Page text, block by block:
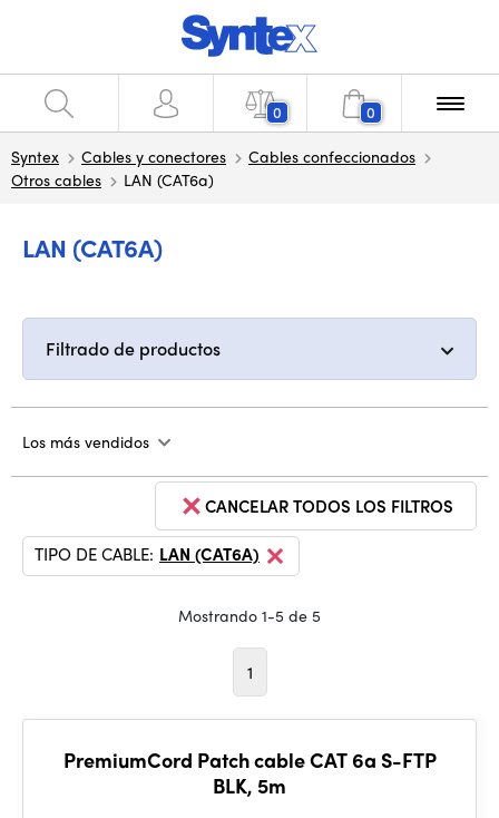
0 0
Syntex Cables y conectores
Cables confeccionados
Otros cables
LAN (CAT6a)
LAN (CAT6A)
Filtrado de productos
Los más vendidos
CANCELAR TODOS LOS FILTROS
TIPO DE CABLE: LAN (CAT6A)
Mostrando 1-5 de 5
1
PremiumCord Patch cable CAT 6a S-FTP
BLK, 5m